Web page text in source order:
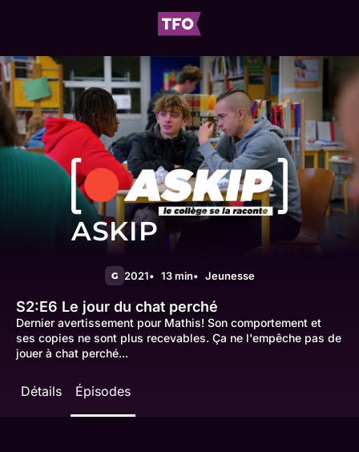
ASKIP
G 2021 13 min Jeunesse
S2:E6 Le jour du chat perché
Dernier avertissement pour Mathis! Son comportement et
ses copies ne sont plus recevables. Ça ne l'empêche pas de
jouer à chat perché...
Détails Épisodes